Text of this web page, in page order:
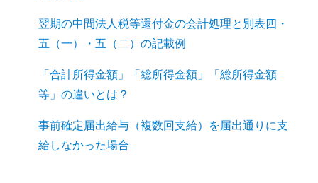
翌期の中間法人税等還付金の会計処理と別表四・
五（一）・五（二）の記載例
「合計所得金額」「総所得金額」「総所得金額
等」の違いとは？
事前確定届出給与（複数回支給）を届出通りに支
給しなかった場合